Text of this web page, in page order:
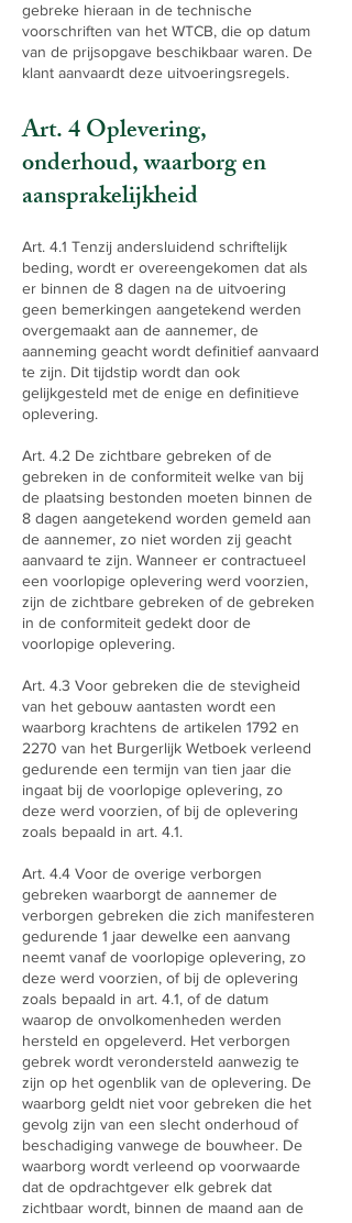
gebreke hieraan in de technische
voorschriften van het WTCB, die op datum
van de prijsopgave beschikbaar waren. De
klant aanvaardt deze uitvoeringsregels.
Art. 4 Oplevering,
onderhoud, waarborg en
aansprakelijkheid
Art. 4.1 Tenzij andersluidend schriftelijk
beding, wordt er overeengekomen dat als
er binnen de 8 dagen na de uitvoering
geen bemerkingen aangetekend werden
overgemaakt aan de aannemer, de
aanneming geacht wordt definitief aanvaard
te zijn. Dit tijdstip wordt dan ook
gelijkgesteld met de enige en definitieve
oplevering.
Art. 4.2 De zichtbare gebreken of de
gebreken in de conformiteit welke van bij
de plaatsing bestonden moeten binnen de
8 dagen aangetekend worden gemeld aan
de aannemer, zo niet worden zij geacht
aanvaard te zijn. Wanneer er contractueel
een voorlopige oplevering werd voorzien,
zijn de zichtbare gebreken of de gebreken
in de conformiteit gedekt door de
voorlopige oplevering.
Art. 4.3 Voor gebreken die de stevigheid
van het gebouw aantasten wordt een
waarborg krachtens de artikelen 1792 en
2270 van het Burgerlijk Wetboek verleend
gedurende een termijn van tien jaar die
ingaat bij de voorlopige oplevering, zo
deze werd voorzien, of bij de oplevering
zoals bepaald in art. 4.1.
Art. 4.4 Voor de overige verborgen
gebreken waarborgt de aannemer de
verborgen gebreken die zich manifesteren
gedurende 1 jaar dewelke een aanvang
neemt vanaf de voorlopige oplevering, zo
deze werd voorzien, of bij de oplevering
zoals bepaald in art. 4.1, of de datum
waarop de onvolkomenheden werden
hersteld en opgeleverd. Het verborgen
gebrek wordt verondersteld aanwezig te
zijn op het ogenblik van de oplevering. De
waarborg geldt niet voor gebreken die het
gevolg zijn van een slecht onderhoud of
beschadiging vanwege de bouwheer. De
waarborg wordt verleend op voorwaarde
dat de opdrachtgever elk gebrek dat
zichtbaar wordt, binnen de maand aan de